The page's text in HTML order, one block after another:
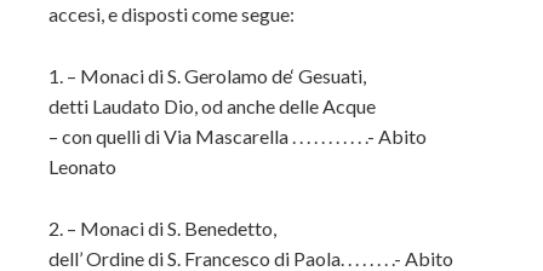
accesi, e disposti come segue:
1. – Monaci di S. Gerolamo de‘ Gesuati,
detti Laudato Dio, od anche delle Acque
– con quelli di Via Mascarella . . . . . . . . . . .- Abito
Leonato
2. – Monaci di S. Benedetto,
dell’ Ordine di S. Francesco di Paola. . . . . . . .- Abito